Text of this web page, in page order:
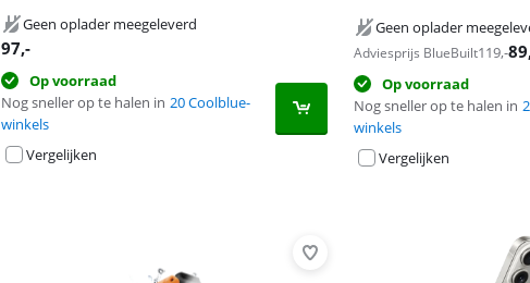
Geen oplader meegeleverd
97,-
Op voorraad
Nog sneller op te halen in 20 Coolblue-
winkels
Vergelijken
Geen oplader
Adviesprijs BlueBuilt119,-89
Op voorraad
Nog sneller op te halen in
winkels
Vergelijken